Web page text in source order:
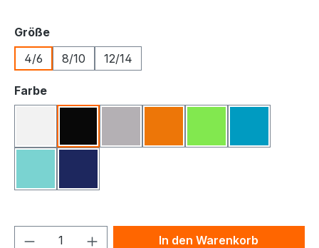
Größeauswählen
4/6
8/10 12/14
Farbeauswählen
Produkt Anzahl: Gib denIn den Warenkorb